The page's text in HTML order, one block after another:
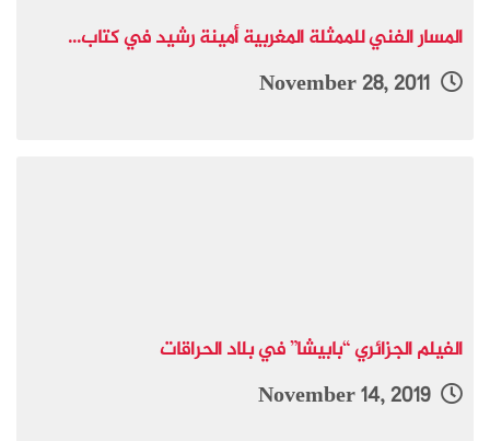
المسار الفني للممثلة المغربية أمينة رشيد في كتاب...
الفيلم الجزائري “بابيشا” في بلاد الحراقات
November 14, 2019